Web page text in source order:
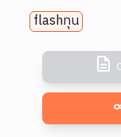
flashทุน